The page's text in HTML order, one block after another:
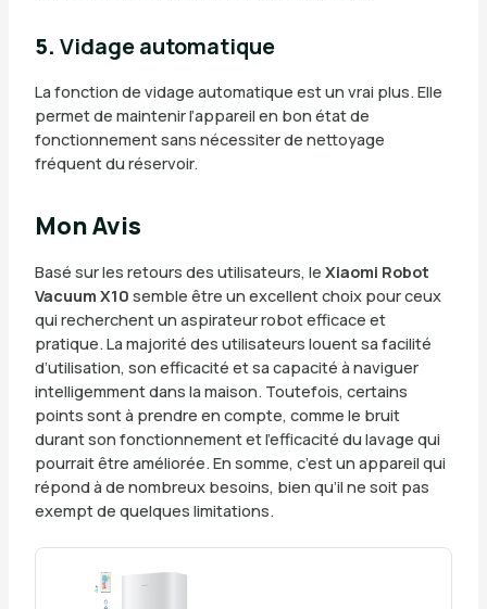
5. Vidage automatique
La fonction de vidage automatique est un vrai plus. Elle
permet de maintenir l’appareil en bon état de
fonctionnement sans nécessiter de nettoyage
fréquent du réservoir.
Mon Avis
Basé sur les retours des utilisateurs, le Xiaomi Robot
Vacuum X10 semble être un excellent choix pour ceux
qui recherchent un aspirateur robot efficace et
pratique. La majorité des utilisateurs louent sa facilité
d’utilisation, son efficacité et sa capacité à naviguer
intelligemment dans la maison. Toutefois, certains
points sont à prendre en compte, comme le bruit
durant son fonctionnement et l’efficacité du lavage qui
pourrait être améliorée. En somme, c’est un appareil qui
répond à de nombreux besoins, bien qu’il ne soit pas
exempt de quelques limitations.